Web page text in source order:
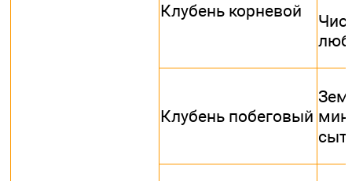
Клубень корневой
Клубень побеговый